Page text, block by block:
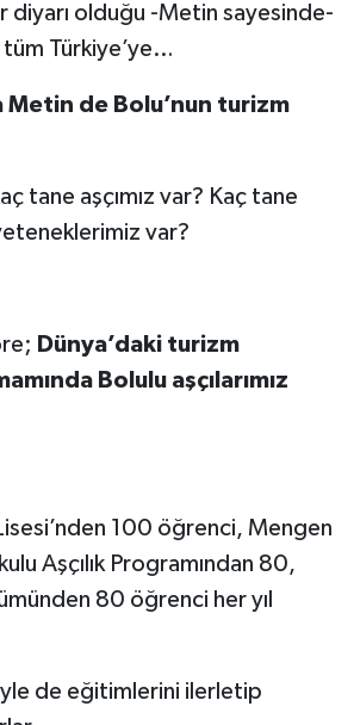
diyarı olduğu -Metin sayesinde-
tüm Türkiye’ye…
Metin de Bolu’nun turizm
tane aşçımız var? Kaç tane
var?
Dünya’daki turizm
Bolulu aşçılarımız
100 öğrenci, Mengen
Aşçılık Programından 80,
80 öğrenci her yıl
de eğitimlerini ilerletip